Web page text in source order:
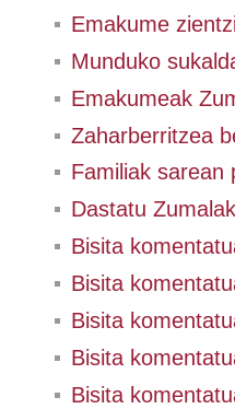
Emakume
Munduko
Emakumeak
Zaharberritzea
Familiak sarean
Dastatu
Bisita
Bisita
Bisita
Bisita
Bisita